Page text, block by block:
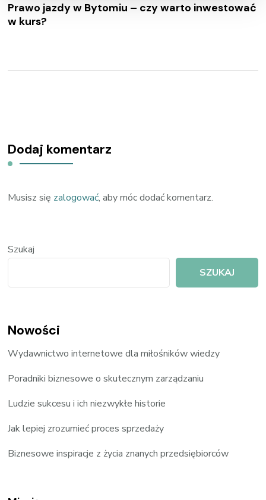
Prawo jazdy w Bytomiu – czy warto inwestować
w kurs?
Dodaj komentarz
Musisz się zalogować, aby móc dodać komentarz.
Szukaj
SZUKAJ
Nowości
Wydawnictwo internetowe dla miłośników wiedzy
Poradniki biznesowe o skutecznym zarządzaniu
Ludzie sukcesu i ich niezwykłe historie
Jak lepiej zrozumieć proces sprzedaży
Biznesowe inspiracje z życia znanych przedsiębiorców